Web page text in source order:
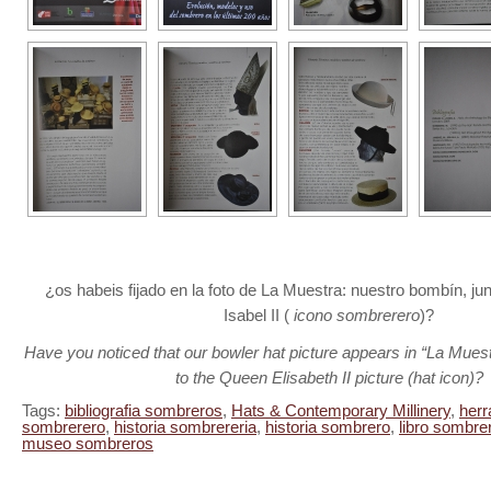
¿os habeis fijado en la foto de La Muestra: nuestro bombín,
Isabel II ( icono sombrerero)?
Have you noticed that our bowler hat picture appears in “La
to the Queen Elisabeth II picture (hat icon)?
Tags: bibliografia sombreros, Hats & Contemporary Millinery,
sombrerero, historia sombrereria, historia sombrero, libro
museo sombreros